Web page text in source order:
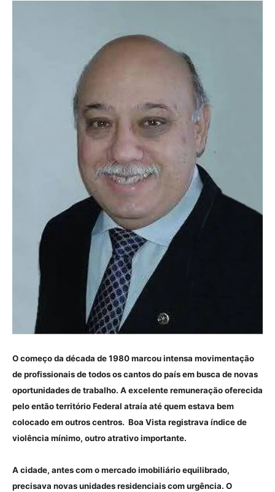
O começo da década de 1980 marcou intensa movimentação
de profissionais de todos os cantos do país em busca de novas
oportunidades de trabalho. A excelente remuneração oferecida
pelo então território Federal atraía até quem estava bem
colocado em outros centros. Boa Vista registrava índice de
violência mínimo, outro atrativo importante.
A cidade, antes com o mercado imobiliário equilibrado,
precisava novas unidades residenciais com urgência. O